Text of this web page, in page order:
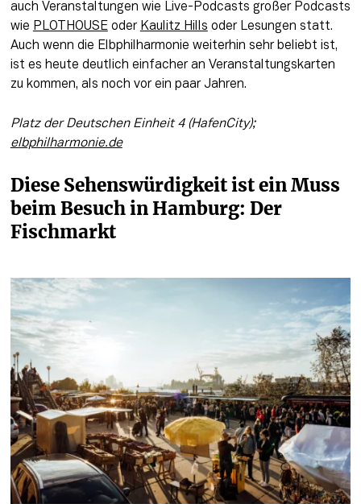
auch Veranstaltungen wie Live-Podcasts großer Podcasts
wie PLOTHOUSE oder Kaulitz Hills oder Lesungen statt.
Auch wenn die Elbphilharmonie weiterhin sehr beliebt ist,
ist es heute deutlich einfacher an Veranstaltungskarten
zu kommen, als noch vor ein paar Jahren.
Platz der Deutschen Einheit 4 (HafenCity);
elbphilharmonie.de
Diese Sehenswürdigkeit ist ein Muss
beim Besuch in Hamburg: Der
Fischmarkt